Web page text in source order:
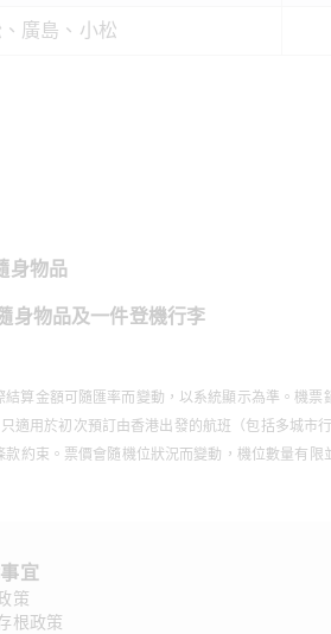
廣島、小松
身物品
身物品及一件登機行李
算金額可隨匯率而變動，以系統顯示為準。
用於初次預訂由香港出發的航班（包括多城市
約束。票價會隨機位狀況而變動，機位數量有
宜
策
根政策